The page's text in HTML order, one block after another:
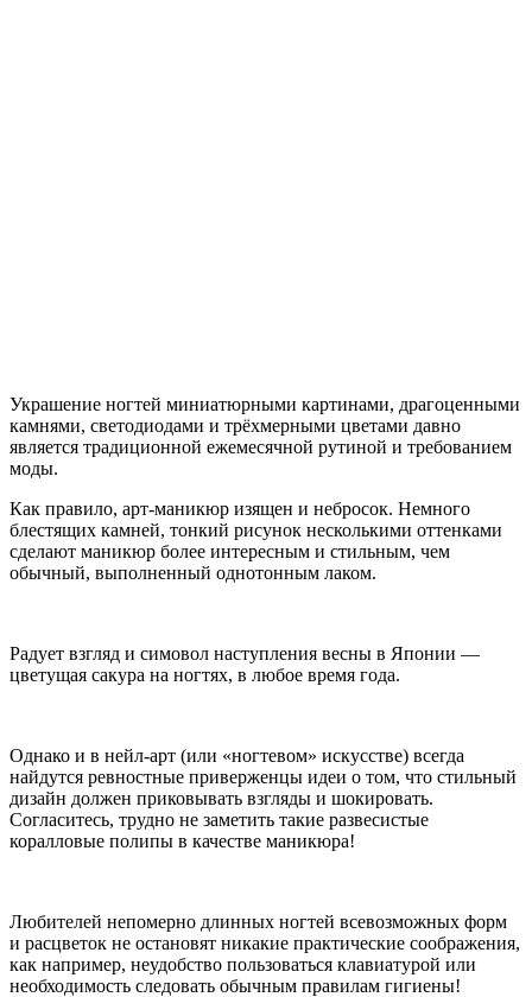
Украшение ногтей миниатюрными картинами, драгоценными
камнями, светодиодами и трёхмерными цветами давно
является традиционной ежемесячной рутиной и требованием
моды.
Как правило, арт-маникюр изящен и небросок. Немного
блестящих камней, тонкий рисунок несколькими оттенками
сделают маникюр более интересным и стильным, чем
обычный, выполненный однотонным лаком.
Радует взгляд и симовол наступления весны в Японии —
цветущая сакура на ногтях, в любое время года.
Однако и в нейл-арт (или «ногтевом» искусстве) всегда
найдутся ревностные приверженцы идеи о том, что стильный
дизайн должен приковывать взгляды и шокировать.
Согласитесь, трудно не заметить такие развесистые
коралловые полипы в качестве маникюра!
Любителей непомерно длинных ногтей всевозможных форм
и расцветок не остановят никакие практические соображения,
как например, неудобство пользоваться клавиатурой или
необходимость следовать обычным правилам гигиены!